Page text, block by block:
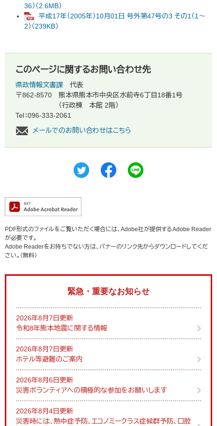
36）（2.6MB）
平成17年（2005年）10月01日 号外第47号の3 その1（1～
2）（239KB）
このページに関するお問い合わせ先
県政情報文書課
代表
〒862-8570
熊本県熊本市中央区水前寺6丁目18番1号
（行政棟 本館 2階）
Tel：096-333-2061
メールでのお問い合わせはこちら
PDF形式のファイルをご覧いただく場合には、Adobe社が提供するAdobe Reader
が必要です。
Adobe Readerをお持ちでない方は、バナーのリンク先からダウンロードしてくだ
さい。（無料）
緊急・重要なお知らせ
2026年8月7日更新
令和8年熊本地震に関する情報
2026年8月7日更新
ホテル等避難のご案内
2026年8月6日更新
災害ボランティアへの積極的な参加をお願いします
2026年8月4日更新
災害時には、熱中症予防、エコノミークラス症候群予防、口腔